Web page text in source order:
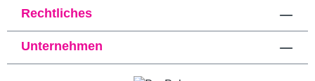
Rechtliches
Unternehmen